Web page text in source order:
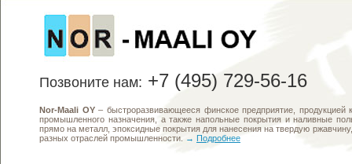
Позвоните нам: +7 (495) 729-56-16
Nor-Maali OY– быстроразвивающееся финское предприятие, продукцией
промышленного назначения, а также напольные покрытия и наливные
прямо на металл, эпоксидные покрытия для нанесения на твердую
разных отраслей промышленности.
→ Подробнее